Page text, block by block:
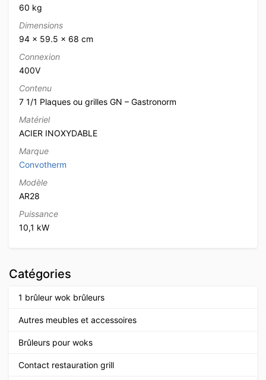
60 kg
Dimensions
94 × 59.5 × 68 cm
Connexion
400V
Contenu
7 1/1 Plaques ou grilles GN – Gastronorm
Matériel
ACIER INOXYDABLE
Marque
Convotherm
Modèle
AR28
Puissance
10,1 kW
Catégories
1 brûleur wok brûleurs
Autres meubles et accessoires
Brûleurs pour woks
Contact restauration grill